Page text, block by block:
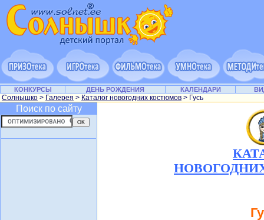
КОНКУРСЫ ДЕНЬ РОЖДЕНИЯ КАЛЕНДАРИ
Солнышко > Галерея > Каталог новогодних костюмов > Гусь
Поиск по сайту